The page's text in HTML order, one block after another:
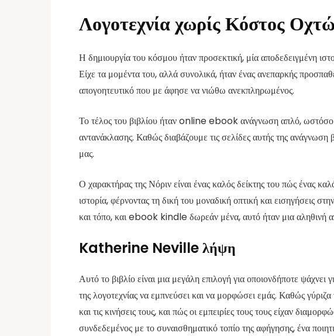
Λογοτεχνία χωρίς Κόστος Οχτώ
Η δημιουργία του κόσμου ήταν προσεκτική, μία αποδεδειγμένη
Είχε τα μομέντα του, αλλά συνολικά, ήταν ένας ανεπαρκής
απογοητευτικό που με άφησε να νιώθω ανεκπληρωμένος.
Το τέλος του βιβλίου ήταν online ebook ανάγνωση απλό, ωστόσο
αντανάκλασης. Καθώς διαβάζουμε τις σελίδες αυτής της
μας.
Ο χαρακτήρας της Νόριν είναι ένας καλός δείκτης του πώς ένας
ιστορία, φέρνοντας τη δική του μοναδική οπτική και
και τόπο, και ebook kindle δωρεάν μένα, αυτό ήταν μια αληθινή
Katherine Neville λήψη
Αυτό το βιβλίο είναι μια μεγάλη επιλογή για οποιονδήποτε
της λογοτεχνίας να εμπνεύσει και να μορφώσει εμάς. Καθώς
και τις κινήσεις τους, και πώς οι εμπειρίες τους τους είχαν
συνδεδεμένος με το συναισθηματικό τοπίο της αφήγησης, ένα